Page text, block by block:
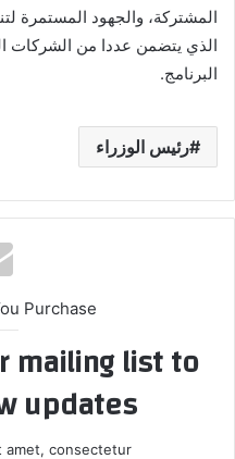
المشتركة، والجهود المستمرة
الذي يتضمن عددا من الشركات
البرنامج.
رئيس الوزراء
Purchase
mailing list to
updates!
amet, consectetur.